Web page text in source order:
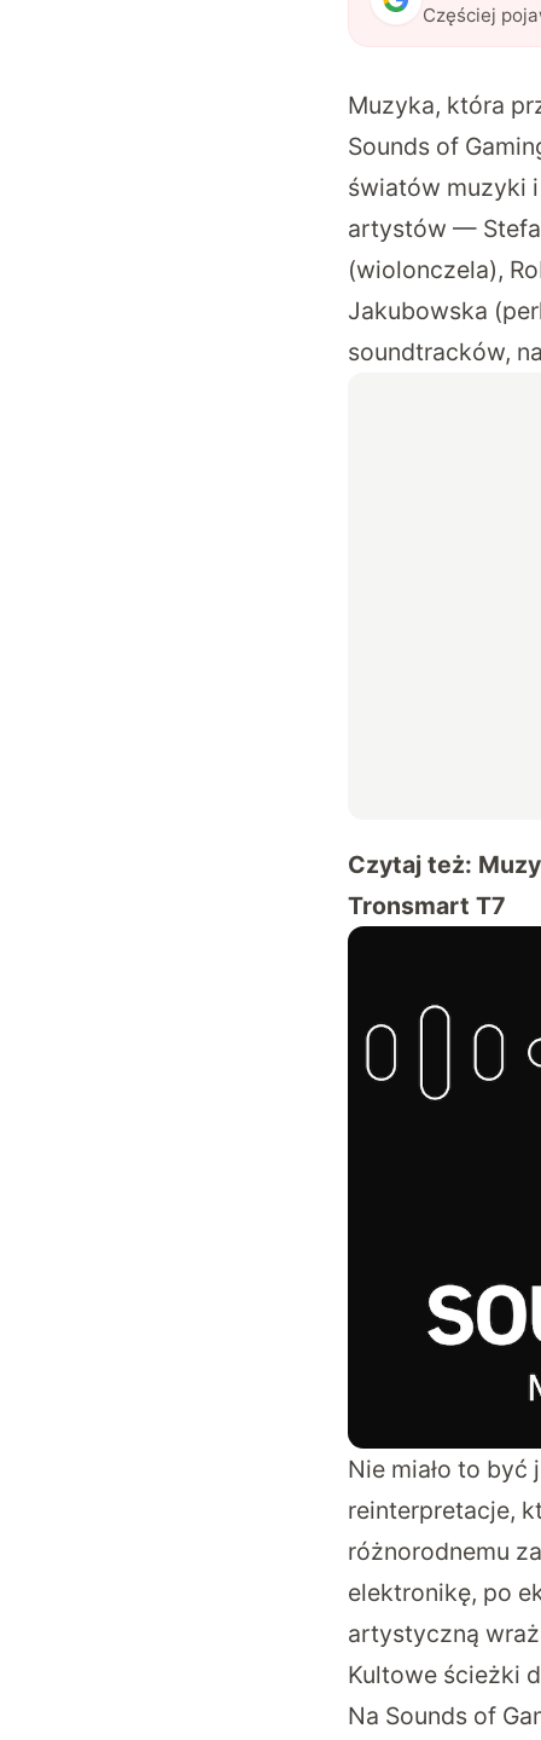
Częściej
Muzyka, która
Sounds of
światów muzyki
artystów —
(wiolonczela),
Jakubowska
soundtracków,
Czytaj też:
Tronsmart T7
Nie miało to być
reinterpretacje,
różnorodnemu
elektronikę, po
artystyczną
Kultowe ścieżki
Na Sounds of